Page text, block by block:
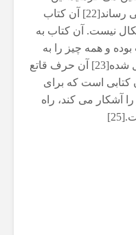
قرآن شما را به تنها راه درست می رساند[22] آن کتاب
نیست. آن کتاب به
و همه چیز را به
صحیح ترین شکل می دانسته نازل شده[23] آن حرف قاتع
شوخی نیست[24] آن کتابی است که برای
آشکار می کند، راه